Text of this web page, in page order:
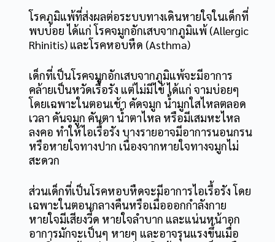
โรคภูมิแพ้ที่ส่งผลต่อระบบทางเดินหายใจในเด็กที่
พบบ่อย ได้แก่ โรคจมูกอักเสบจากภูมิแพ้ (Allergic
Rhinitis) และโรคหอบหืด (Asthma)
เด็กที่เป็นโรคจมูกอักเสบจากภูมิแพ้จะมีอาการ
คล้ายเป็นหวัดเรื้อรัง แต่ไม่มีไข้ ได้แก่ จามบ่อยๆ
โดยเฉพาะในตอนเช้า คัดจมูก น้ำมูกใสไหลตลอด
เวลา คันจมูก คันตา น้ำตาไหล หรือมีเสมหะไหล
ลงคอ ทำให้ไอเรื้อรัง บางรายอาจมีอาการนอนกรน
หรือหายใจทางปาก เนื่องจากหายใจทางจมูกไม่
สะดวก
ส่วนเด็กที่เป็นโรคหอบหืดจะมีอาการไอเรื้อรัง โดย
เฉพาะในตอนกลางคืนหรือเมื่อออกกำลังกาย
หายใจมีเสียงวี้ด หายใจลำบาก และแน่นหน้าอก
อาการมักจะเป็นๆ หายๆ และอาจรุนแรงขึ้นเมื่อ